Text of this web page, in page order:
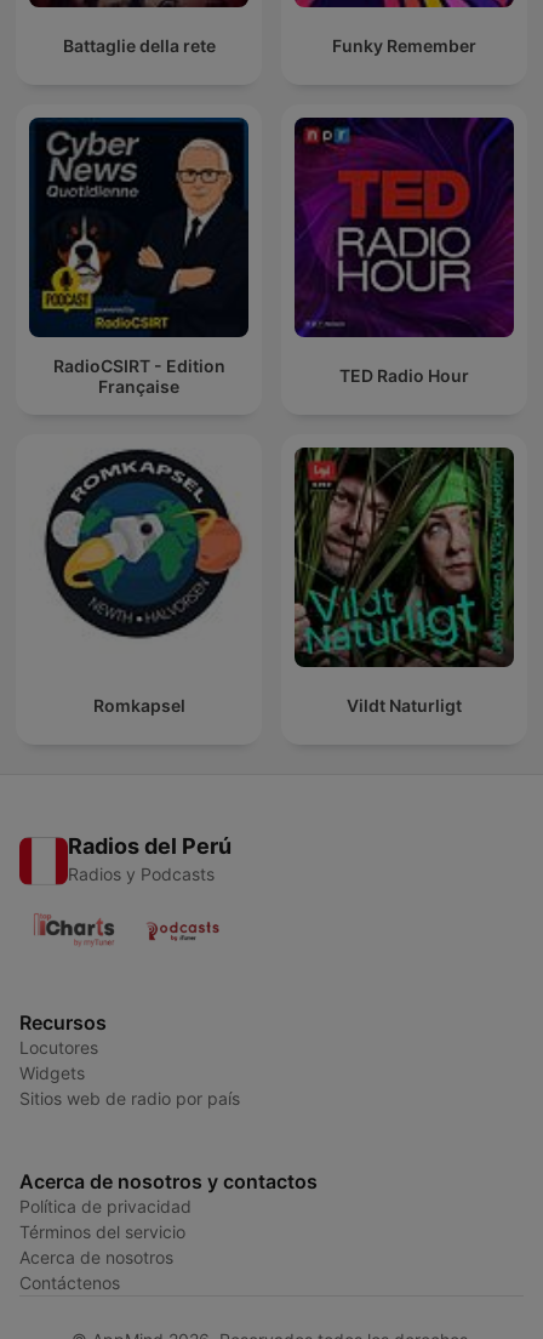
Battaglie della rete Funky Remember
RadioCSIRT - Edition
Française
TED Radio Hour
Romkapsel Vildt Naturligt
Radios del Perú
Radios y Podcasts
Recursos
Locutores
Widgets
Sitios web de radio por país
Acerca de nosotros y contactos
Política de privacidad
Términos del servicio
Acerca de nosotros
Contáctenos